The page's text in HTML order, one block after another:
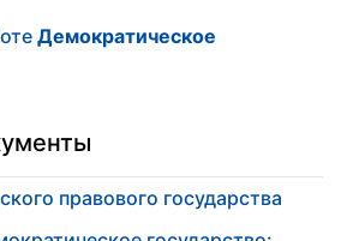
Демократическое
правового государства